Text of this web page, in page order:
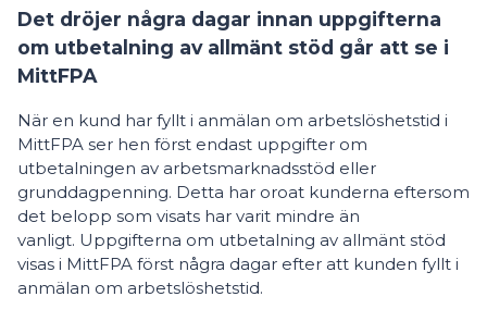
Det dröjer några dagar innan uppgifterna
om utbetalning av allmänt stöd går att se i
MittFPA
När en kund har fyllt i anmälan om arbetslöshetstid i
MittFPA ser hen först endast uppgifter om
utbetalningen av arbetsmarknadsstöd eller
grunddagpenning. Detta har oroat kunderna eftersom
det belopp som visats har varit mindre än
vanligt. Uppgifterna om utbetalning av allmänt stöd
visas i MittFPA först några dagar efter att kunden fyllt i
anmälan om arbetslöshetstid.